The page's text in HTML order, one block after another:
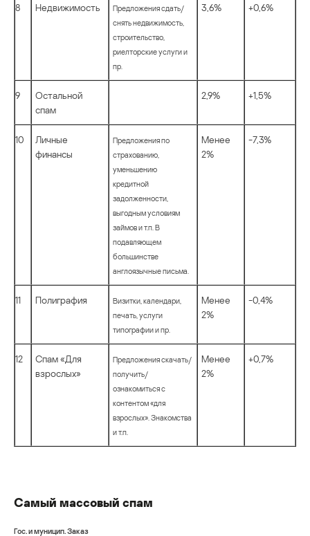
8 Недвижимость
Предложения сдать/
снять недвижимость,
строительство,
риелторские услуги и
пр.
3,6% +0,6%
9
Остальной
спам
2,9% +1,5%
10
Личные
финансы
Предложения по
страхованию,
уменьшению
кредитной
задолженности,
выгодным условиям
займов и т.п. В
подавляющем
большинстве
англоязычные письма.
Менее
2%
-7,3%
11 Полиграфия
Визитки, календари,
печать, услуги
типографии и пр.
Менее
2%
-0,4%
12
Спам «Для
взрослых»
Предложения скачать/
получить/
ознакомиться с
контентом «для
взрослых». Знакомства
и т.п.
Менее
2%
+0,7%
Самый массовый спам
Гос. и муницип. Заказ